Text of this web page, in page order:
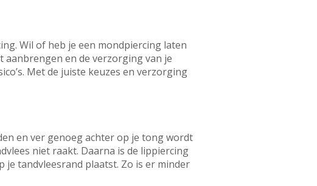
Wil of heb je een mondpiercing laten
aanbrengen en de verzorging van je
Met de juiste keuzes en verzorging
en ver genoeg achter op je tong wordt
niet raakt. Daarna is de lippiercing
tandvleesrand plaatst. Zo is er minder